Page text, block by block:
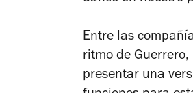
Entre las
ritmo de Guerrero,
presentar una